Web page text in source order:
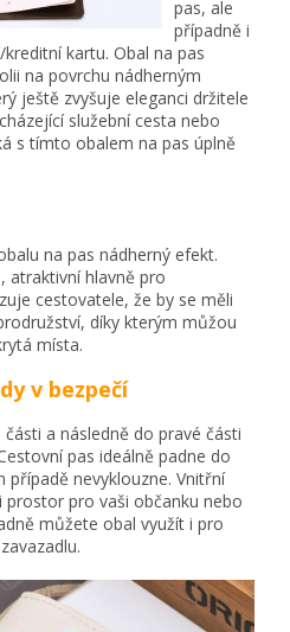
pas, ale
případně i
kartu. Obal na pas
na povrchu nádherným
ještě zvyšuje eleganci držitele
služební cesta nebo
s tímto obalem na pas úplně
na pas nádherný efekt.
atraktivní hlavně pro
cestovatele, že by se měli
díky kterým můžou
místa.
v bezpečí
a následně do pravé části
pas ideálně padne do
případě nevyklouzne. Vnitřní
pro vaši občanku nebo
můžete obal využít i pro